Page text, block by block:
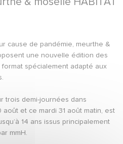
cause de pandémie, meurthe &
une nouvelle édition des
format spécialement adapté aux
trois demi-journées dans
août et ce mardi 31 août matin, est
14 ans issus principalement
mmH.